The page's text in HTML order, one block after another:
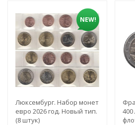
NEW!
Люксембург. Набор монет
евро 2026 год. Новый тип.
(8 штук)